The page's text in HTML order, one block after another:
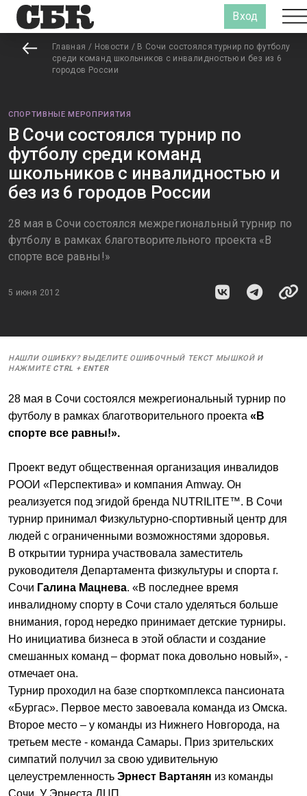
Вход
Главная / Новости / В Сочи состоялся турнир по футболу
среди команд школьников с инвалидностью и без из 6
городов России
СПОРТИВНЫЕ МЕРОПРИЯТИЯ
В Сочи состоялся турнир по
футболу среди команд
школьников с инвалидностью и
без из 6 городов России
28 мая в Сочи состоялся межрегиональный турнир по
футболу в рамках благотворительного проекта «В
спорте все равны!»
5 июня 2012
НАШЛИ ОШИБКУ? ВЫДЕЛИТЕ ОШИБОЧНЫЙ ТЕКСТ МЫШКОЙ И
НАЖМИТЕ CTRL + ENTER
28 мая в Сочи состоялся межрегиональный турнир по
футболу в рамках благотворительного проекта «В
спорте все равны!».
Проект ведут общественная организация инвалидов
РООИ «Перспектива» и компания Amway. Он
реализуется под эгидой бренда NUTRILITE™. В Сочи
турнир принимал Физкультурно-спортивный центр для
людей с ограниченными возможностями здоровья.
В открытии турнира участвовала заместитель
руководителя Департамента физкультуры и спорта г.
Сочи Галина Мацнева. «В последнее время
инвалидному спорту в Сочи стало уделяться больше
внимания, город нередко принимает детские турниры.
Но инициатива бизнеса в этой области и создание
смешанных команд – формат пока довольно новый», -
отмечает она.
Турнир проходил на базе спорткомплекса пансионата
«Бургас». Первое место завоевала команда из Омска.
Второе место – у команды из Нижнего Новгорода, на
третьем месте - команда Самары. Приз зрительских
симпатий получил за свою удивительную
целеустремленность Эрнест Вартанян из команды
Сочи. У Эрнеста ДЦП.